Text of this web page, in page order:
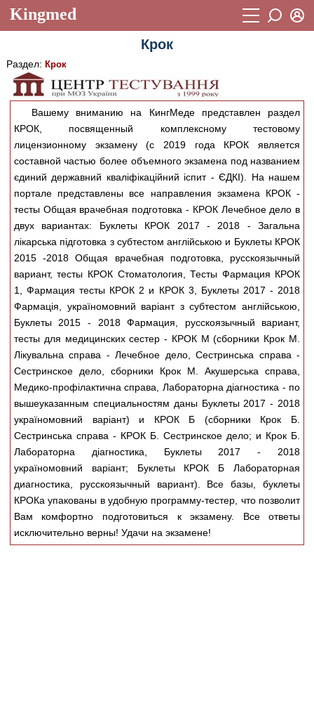
Kingmed
Видеогалерея
Фотогалерея (1906)
Истории болезней 1268
Лекции и презентации 2474
Аккредитационные тесты (6)
Методические рекомендации 1050
Научно-популярное
Новости (244)
Медицинская стандартизация
Нормативы экстренной и неотложной помощи
Нормы лабораторных и инструментальных
исследований
Обратная связь
Пароль
Восстановить пароль
Регистрация
Вход
Крок
Раздел: Крок
Вашему вниманию на КингМеде представлен раздел
КРОК, посвященный комплексному тестовому
лицензионному экзамену (с 2019 года КРОК является
составной частью более объемного экзамена под названием
єдиний державний кваліфікаційний іспит - ЄДКІ). На нашем
портале представлены все направления экзамена КРОК -
тесты Общая врачебная подготовка - КРОК Лечебное дело в
двух вариантах: Буклеты КРОК 2017 - 2018 - Загальна
лікарська підготовка з субтестом англiйською и Буклеты КРОК
2015 -2018 Общая врачебная подготовка, русскоязычный
вариант, тесты КРОК Стоматология, Тесты Фармация КРОК
1, Фармация тесты КРОК 2 и КРОК 3, Буклеты 2017 - 2018
Фармацiя, україномовний варiант з субтестом англiйською,
Буклеты 2015 - 2018 Фармация, русскоязычный вариант,
тесты для медицинских сестер - КРОК М (сборники Крок М.
Лікувальна справа - Лечебное дело, Сестринська справа -
Сестринское дело, сборники Крок М. Акушерська справа,
Медико-профілактична справа, Лабораторна діагностика - по
вышеуказанным специальностям даны Буклеты 2017 - 2018
україномовний варiант) и КРОК Б (сборники Крок Б.
Сестринська справа - КРОК Б. Сестринское дело; и Крок Б.
Лабораторна діагностика, Буклеты 2017 - 2018
україномовний варiант; Буклеты КРОК Б Лабораторная
диагностика, русскоязычный вариант). Все базы, буклеты
КРОКа упакованы в удобную программу-тестер, что позволит
Вам комфортно подготовиться к экзамену. Все ответы
исключительно верны! Удачи на экзамене!